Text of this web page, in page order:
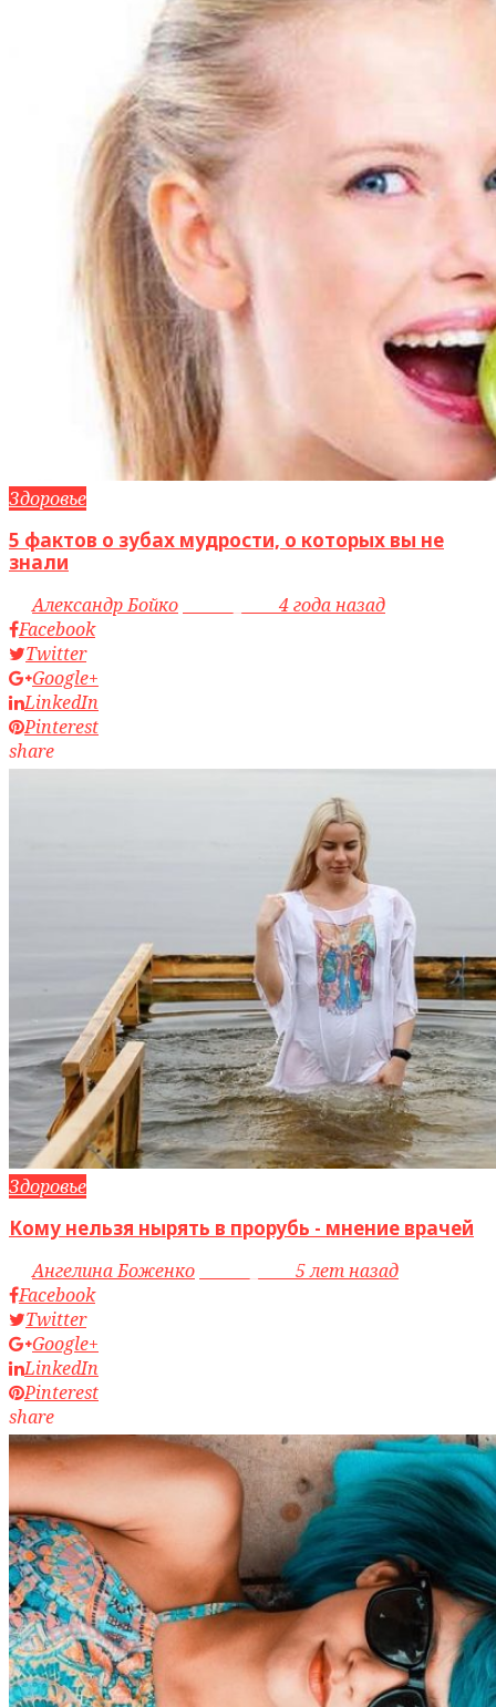
Здоровье
5 фактов о зубах мудрости, о которых вы не
знали
byАлександр Бойко
4 года назад
Facebook
Twitter
Google+
LinkedIn
Pinterest
share
Здоровье
Кому нельзя нырять в прорубь - мнение врачей
byАнгелина Боженко
5 лет назад
Facebook
Twitter
Google+
LinkedIn
Pinterest
share